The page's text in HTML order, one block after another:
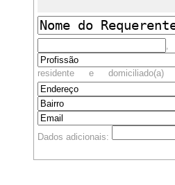
,
residente e domiciliado(a)
Dados adicionais: